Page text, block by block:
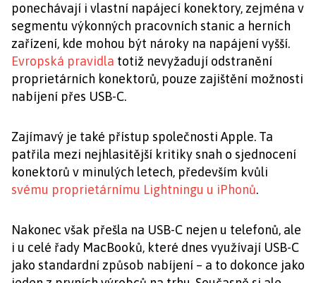
ponechávají i vlastní napájecí konektory, zejména v
segmentu výkonných pracovních stanic a herních
zařízení, kde mohou být nároky na napájení vyšší.
Evropská pravidla totiž nevyžadují odstranění
proprietárních konektorů, pouze zajištění možnosti
nabíjení přes USB-C.
Zajímavý je také přístup společnosti Apple. Ta
patřila mezi nejhlasitější kritiky snah o sjednocení
konektorů v minulých letech, především kvůli
svému proprietárnímu Lightningu u iPhonů.
Nakonec však přešla na USB-C nejen u telefonů, ale
i u celé řady MacBooků, které dnes využívají USB-C
jako standardní způsob nabíjení – a to dokonce jako